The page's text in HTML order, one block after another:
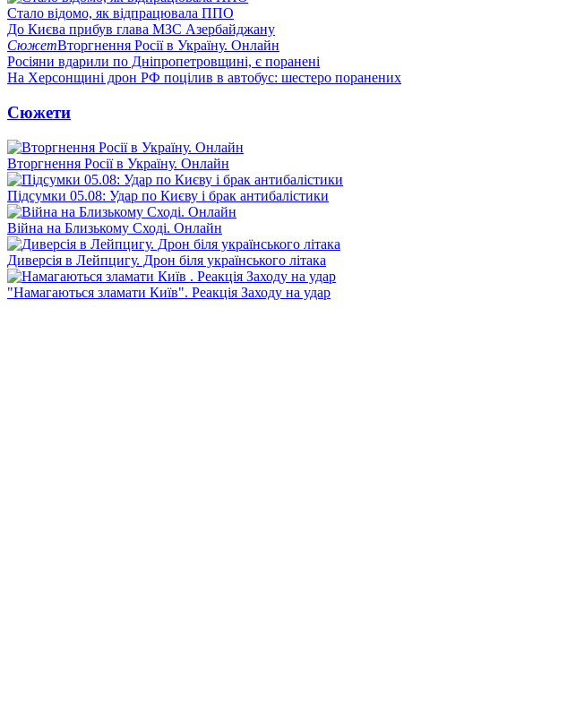
Стало відомо, як відпрацювала ППО
До Києва прибув глава МЗС Азербайджану
СюжетВторгнення Росії в Україну. Онлайн
Росіяни вдарили по Дніпропетровщині, є поранені
На Херсонщині дрон РФ поцілив в автобус: шестеро поранених
Сюжети
Вторгнення Росії в Україну. Онлайн
Підсумки 05.08: Удар по Києву і брак антибалістики
Війна на Близькому Сході. Онлайн
Диверсія в Лейпцигу. Дрон біля українського літака
"Намагаються зламати Київ". Реакція Заходу на удар